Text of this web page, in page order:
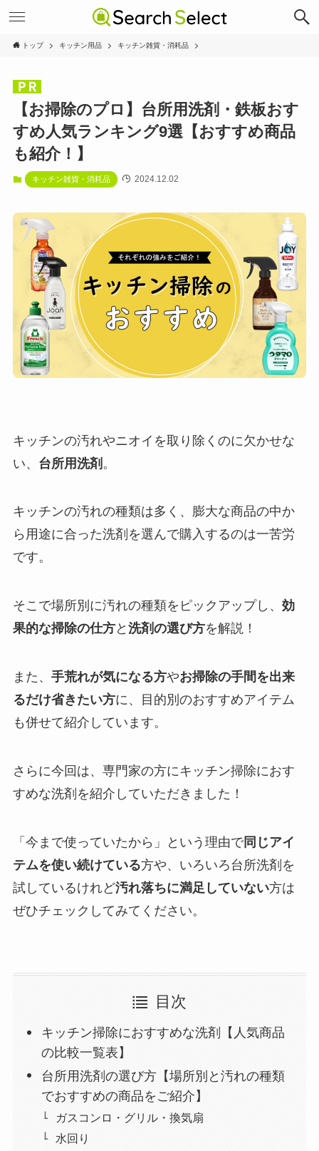
トップ キッチン用品 キッチン雑貨・消耗品
【お掃除のプロ】台所用洗剤・鉄板おす
すめ人気ランキング9選【おすすめ商品
も紹介！】
キッチン雑貨・消耗品 2024.12.02
キッチンの汚れやニオイを取り除くのに欠かせな
い、 台所用洗剤 。
キッチンの汚れの種類は多く、膨大な商品の中か
ら用途に合った洗剤を選んで購入するのは一苦労
です。
そこで場所別に汚れの種類をピックアップし、 効
果的な掃除の仕方と 洗剤の選び方を解説！
また、 手荒れが気になる方やお掃除の手間を出来
るだけ省きたい方に、目的別のおすすめアイテム
も併せて紹介しています。
さらに今回は、専門家の方にキッチン掃除におす
すめな洗剤を紹介していただきました！
「今まで使っていたから」という理由で同じアイ
テムを使い続けている方や、いろいろ台所洗剤を
試しているけれど汚れ落ちに満足していない方は
ぜひチェックしてみてください。
目次
キッチン掃除におすすめな洗剤【人気商品
の比較一覧表】
台所用洗剤の選び方【場所別と汚れの種類
でおすすめの商品をご紹介】
ガスコンロ・グリル・換気扇
水回り